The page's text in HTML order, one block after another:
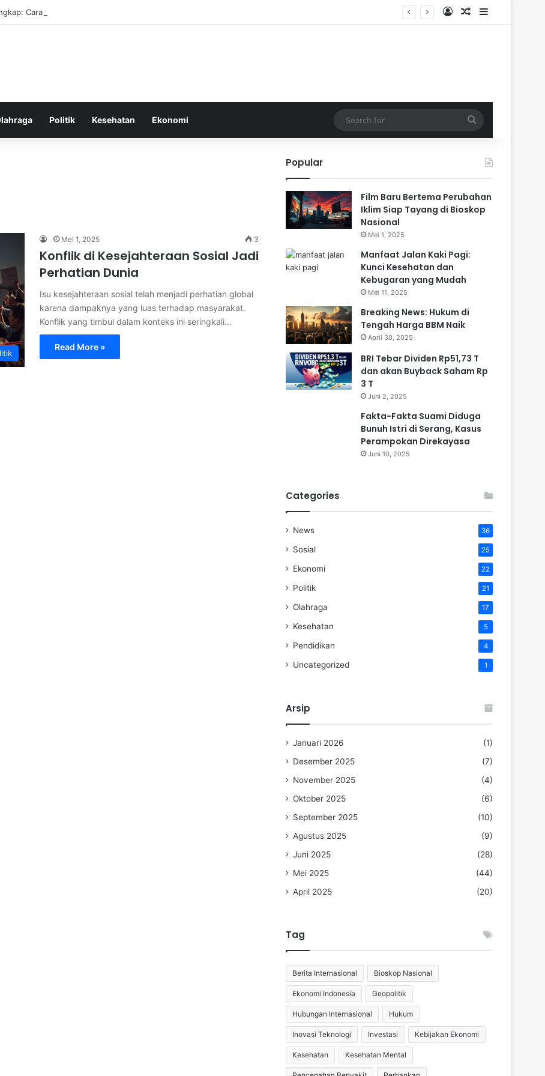
Cara Membuat Website Gratis Tanpa Coding Log InRandom Article
Sidebar
Politik Kesehatan Ekonomi
for
Mei 1, 2025 3
Konflik di Kesejahteraan Sosial Jadi
Perhatian Dunia
Isu kesejahteraan sosial telah menjadi perhatian global
karena dampaknya yang luas terhadap masyarakat.
Konflik yang timbul dalam konteks ini seringkali…
Read More »
Popular
Film Baru Bertema Perubahan
Iklim Siap Tayang di Bioskop
Nasional
Mei 1, 2025
Manfaat Jalan Kaki Pagi:
Kunci Kesehatan dan
Kebugaran yang Mudah
Mei 11, 2025
Breaking News: Hukum di
Tengah Harga BBM Naik
April 30, 2025
BRI Tebar Dividen Rp51,73 T
dan akan Buyback Saham Rp
3 T
Juni 2, 2025
Fakta-Fakta Suami Diduga
Bunuh Istri di Serang, Kasus
Perampokan Direkayasa
Juni 10, 2025
Categories
News 36
Sosial 25
Ekonomi 22
Politik 21
Olahraga 17
Kesehatan 5
Pendidikan 4
Uncategorized 1
Arsip
Januari 2026
(1)
Desember 2025
(7)
November 2025
(4)
Oktober 2025
(6)
September 2025
(10)
Agustus 2025
(9)
Juni 2025
(28)
Mei 2025
(44)
April 2025
(20)
Tag
Berita Internasional Bioskop Nasional
Ekonomi Indonesia Geopolitik
Hubungan Internasional Hukum
Inovasi Teknologi Investasi Kebijakan Ekonomi
Kesehatan Kesehatan Mental